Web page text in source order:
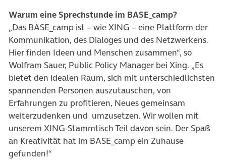
Warum eine Sprechstunde im BASE_camp?
„Das BASE_camp ist – wie XING – eine Plattform der
Kommunikation, des Dialoges und des Netzwerkens.
Hier finden Ideen und Menschen zusammen“, so
Wolfram Sauer, Public Policy Manager bei Xing. „Es
bietet den idealen Raum, sich mit unterschiedlichsten
spannenden Personen auszutauschen, von
Erfahrungen zu profitieren, Neues gemeinsam
weiterzudenken und umzusetzen. Wir wollen mit
unserem XING-Stammtisch Teil davon sein. Der Spaß
an Kreativität hat im BASE_camp ein Zuhause
gefunden!“